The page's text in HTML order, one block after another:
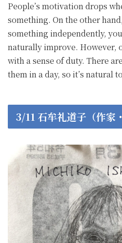
People’s motivation drops
something. On the other
something independently,
naturally improve. However,
with a sense of duty. There
them in a day, so it’s natural
3/11 石牟礼道子（作家